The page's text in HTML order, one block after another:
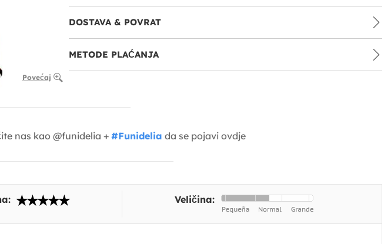
Povećaj
DOSTAVA & POVRAT
METODE PLAĆANJA
nas kao @funidelia + #Funidelia da se pojavi ovdje
Veličina: